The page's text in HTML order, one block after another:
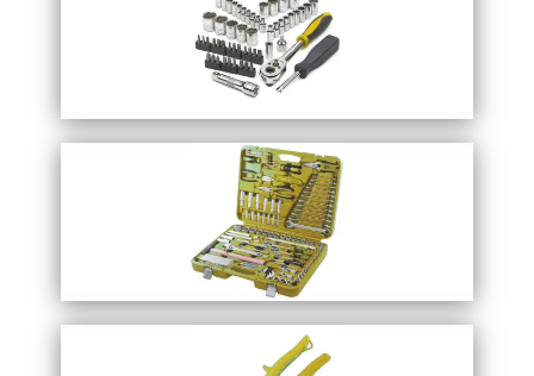
Перейти в каталог
Запросить прайс
Головки торцевые и биты
Перейти в каталог
Запросить прайс
наборы инструментов